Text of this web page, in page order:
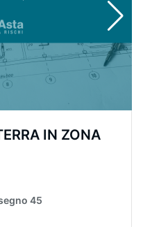
IN ZONA
45